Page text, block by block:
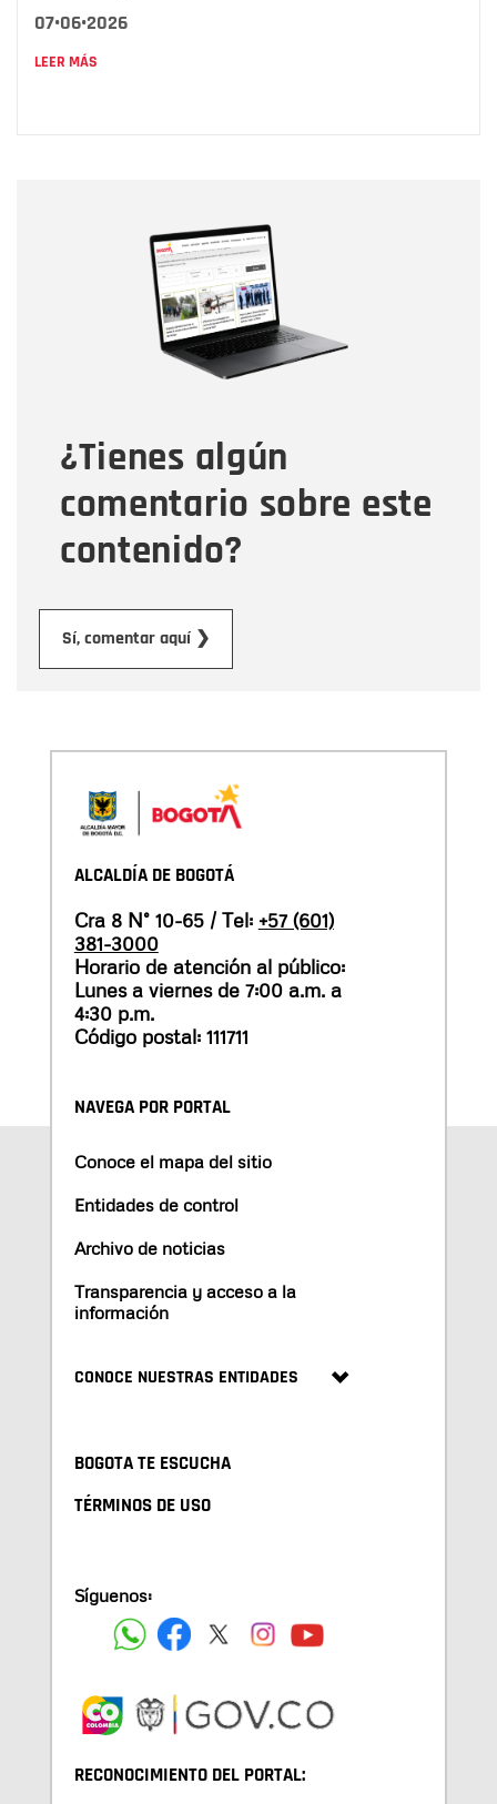
07•06•2026
LEER MÁS
¿Tienes algún
comentario sobre este
contenido?
Sí, comentar aquí ❯
Correo electrónico
Tipo de comentario
Mensaje
ALCALDÍA DE BOGOTÁ
Cra 8 N° 10-65 / Tel: +57 (601)
381-3000
Horario de atención al público:
Lunes a viernes de 7:00 a.m. a
4:30 p.m.
Código postal: 111711
NAVEGA POR PORTAL
Conoce el mapa del sitio
Entidades de control
Archivo de noticias
Transparencia y acceso a la
información
CONOCE NUESTRAS ENTIDADES
BOGOTA TE ESCUCHA
TÉRMINOS DE USO
Síguenos:
RECONOCIMIENTO DEL PORTAL: